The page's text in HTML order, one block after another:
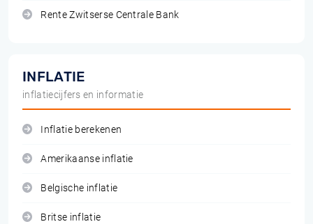
Rente Zwitserse Centrale Bank
INFLATIE
inflatiecijfers en informatie
Inflatie berekenen
Amerikaanse inflatie
Belgische inflatie
Britse inflatie